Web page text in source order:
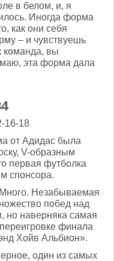
в белом, и, я
Иногда форма
как они себя
– и чувствуешь
команда, вы
эта форма дала
от Адидас была
V-образным
первая футболка
спонсора.
Много. Незабываемая
побед над
но наверняка самая
финала
Хойв Альбион».
один из самых